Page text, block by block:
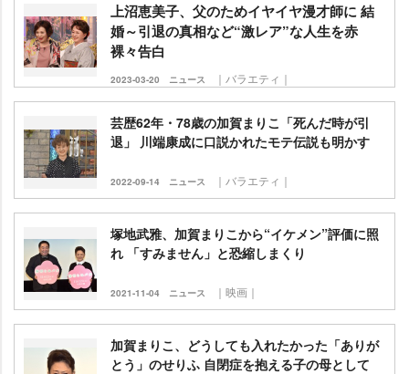
上沼恵美子、父のためイヤイヤ漫才師に 結
婚～引退の真相など“激レア”な人生を赤
裸々告白
2023-03-20 ニュース ｜バラエティ｜
芸歴62年・78歳の加賀まりこ「死んだ時が引
退」 川端康成に口説かれたモテ伝説も明かす
2022-09-14 ニュース ｜バラエティ｜
塚地武雅、加賀まりこから“イケメン”評価に照
れ 「すみません」と恐縮しまくり
2021-11-04 ニュース ｜映画｜
加賀まりこ、どうしても入れたかった「ありが
とう」のせりふ 自閉症を抱える子の母として